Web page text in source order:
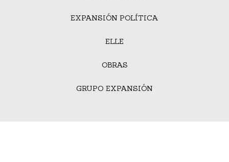
EXPANSIÓN POLÍTICA
ELLE
OBRAS
GRUPO EXPANSIÓN